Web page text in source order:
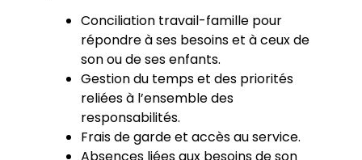
Conciliation travail-famille pour
répondre à ses besoins et à ceux de
son ou de ses enfants.
Gestion du temps et des priorités
reliées à l’ensemble des
responsabilités.
Frais de garde et accès au service.
Absences liées aux besoins de son